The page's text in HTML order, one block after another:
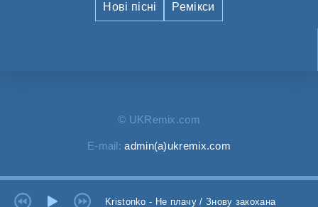
Нові пісні Ремікси
© UKRemix.com
E-mail:admin(a)ukremix.com
Kristonko - Не плачу / Знову закохана